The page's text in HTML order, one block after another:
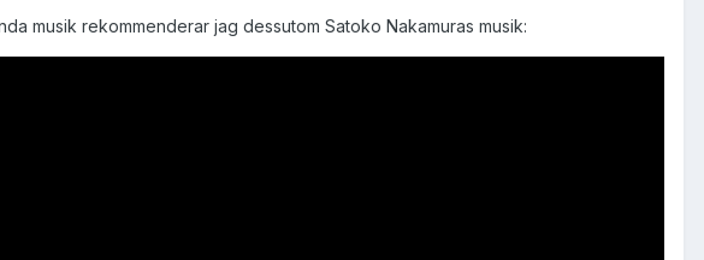
musik rekommenderar jag dessutom Satoko Nakamuras musik: